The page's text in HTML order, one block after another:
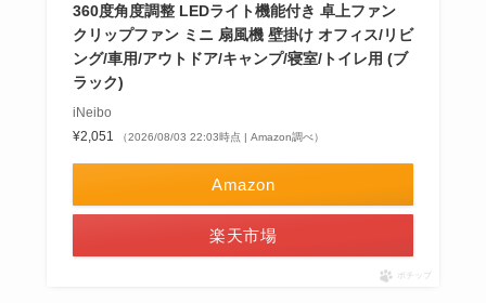
360度角度調整 LEDライト機能付き 卓上ファン
クリップファン ミニ 扇風機 壁掛け オフィス/リビ
ング/車用/アウトドア/キャンプ/寝室/トイレ用 (ブ
ラック)
iNeibo
¥2,051
（2026/08/03 22:03時点 | Amazon調べ）
Amazon
楽天市場
ポチップ